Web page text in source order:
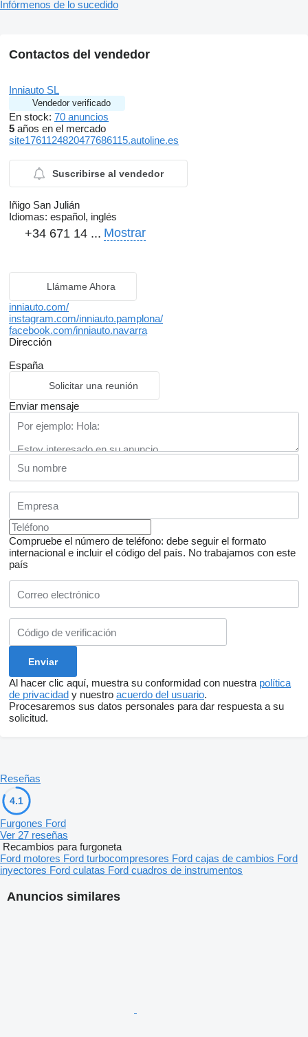
Infórmenos de lo sucedido
Contactos del vendedor
Inniauto SL
Vendedor verificado
En stock: 70 anuncios
5 años en el mercado
site1761124820477686115.autoline.es
Suscribirse al vendedor
Iñigo San Julián
Idiomas: español, inglés
+34 671 14 ... Mostrar
Llámame Ahora
inniauto.com/
instagram.com/inniauto.pamplona/
facebook.com/inniauto.navarra
Dirección
España
Solicitar una reunión
Enviar mensaje
Compruebe el número de teléfono: debe seguir el formato
internacional e incluir el código del país. No trabajamos con este
país
Al hacer clic aquí, muestra su conformidad con nuestra política
de privacidad y nuestro acuerdo del usuario.
Procesaremos sus datos personales para dar respuesta a su
solicitud.
Anuncios similares
Reseñas
4.1
Furgones Ford
Ver 27 reseñas
Recambios para furgoneta
Ford motores Ford turbocompresores Ford cajas de cambios Ford
inyectores Ford culatas Ford cuadros de instrumentos